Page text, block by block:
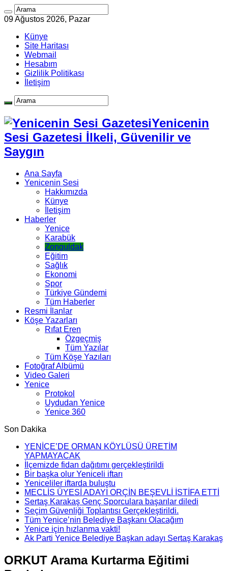
09 Ağustos 2026, Pazar
Künye
Site Haritası
Webmail
Hesabım
Gizlilik Politikası
İletişim
Yenicenin
Sesi Gazetesi İlkeli, Güvenilir ve
Saygın
Ana Sayfa
Yenicenin Sesi
Hakkımızda
Künye
İletişim
Haberler
Yenice
Karabük
Zonguldak
Eğitim
Sağlık
Ekonomi
Spor
Türkiye Gündemi
Tüm Haberler
Resmi İlanlar
Köşe Yazarları
Rıfat Eren
Özgeçmiş
Tüm Yazılar
Tüm Köşe Yazıları
Fotoğraf Albümü
Video Galeri
Yenice
Protokol
Uydudan Yenice
Yenice 360
Son Dakika
YENİCE’DE ORMAN KÖYLÜSÜ ÜRETİM
YAPMAYACAK
İlçemizde fidan dağıtımı gerçekleştirildi
Bir başka olur Yeniceli iftarı
Yeniceliler iftarda buluştu
MECLİS ÜYESİ ADAYI ORÇİN BEŞEVLİ İSTİFA ETTİ
Sertaş Karakaş Genç Sporculara başarılar diledi
Seçim Güvenliği Toplantısı Gerçekleştirildi.
Tüm Yenice’nin Belediye Başkanı Olacağım
Yenice için hızlanma vakti!
Ak Parti Yenice Belediye Başkan adayı Sertaş Karakaş
ORKUT Arama Kurtarma Eğitimi